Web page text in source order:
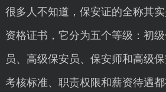
很多人不知道，保安证的全称其
资格证书，它分为五个等级：初
员、高级保安员、保安师和高级
考核标准、职责权限和薪资待遇